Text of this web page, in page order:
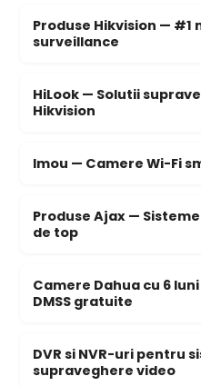
Produse Hikvision — #1
surveillance
HiLook — Solutii
Hikvision
Imou — Camere Wi-Fi
Produse Ajax —
de top
Camere Dahua cu 6
DMSS gratuite
DVR si NVR-uri pentru
supraveghere video